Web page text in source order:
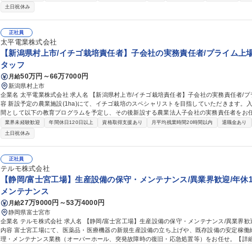
との折衝：既存取引金融機関との良好な関係の維持、新規ファイナンスに関する高度な交渉
管理：国内外のグループ会社を含めたキャッシュポジションの最適化。日常的な資金の入出金管理 募集職
務プロフェッショナル】東証プライム市場/高収益・化学メーカー/年休123日
土日祝休み
正社員
太平電業株式会社
【新潟県村上市/イチゴ栽培責任者】子会社の実務責任者/プライム上
タッフ
月給50万円～66万7000円
新潟県村上市
企業名 太平電業株式会社 求人名 【新潟県村上市/イチゴ栽培責任者】子会社の実務責任者/プライム上場 仕事の内
容 新設予定の農業施設(1ha)にて、イチゴ栽培のスペシャリストを目指していただきます。
間として以下の教育プログラムを予定し、その後新設する農業法人子会社の実務責任者をお任せし
後】■1年目：:新設する農業施設に導入する設備メーカーが主催する研修プログラムに参加し
について学びます。■2年目: 村上市のイチゴ農家のもと、雪国ならではのイチゴ栽培技術やノ
びます。【研修終了後】■栽培計画の策定/実行 ■栽培管理(水やり/施肥/病害虫対策等) ■スタ
育 ■生産物の品質管理/出荷調整 ■事業運営に関わる管理業務全般 募集職種 【新潟県村上市/イチゴ栽培責任者】子
会社の実務責任者/プライム上場
業界未経験歓迎 年間休日120日以上 資格取得支援あり 月平均残業時間20時間以内 退職金あり
土日祝休み
正社員
テルモ株式会社
【静岡/富士宮工場】生産設備の保守・メンテナンス/異業界歓迎/年休
メンテナンス
月給27万9000円～53万4000円
静岡県富士宮市
企業名 テルモ株式会社 求人名 【静岡/富士宮工場】生産設備の保守・メンテナンス/異業界歓迎/年休124日 仕事の
内容 富士宮工場にて、医薬品・医療機器の新規生産設備の立ち上げや、既存設備の安定稼働
理・メンテナンス業務（オーバーホール、突発故障時の復旧・応急処置等）をお任せ。【詳細】 ・既存設備